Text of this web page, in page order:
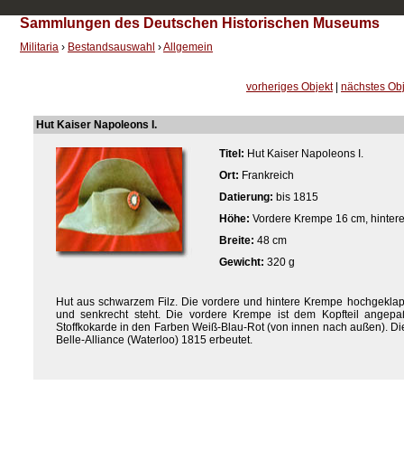
Sammlungen des Deutschen Historischen Museums
Militaria › Bestandsauswahl ›Allgemein
vorheriges Objekt| nächstes
Hut Kaiser Napoleons I.
Titel: Hut Kaiser Napoleons I.
Ort: Frankreich
Datierung: bis 1815
Höhe: Vordere Krempe 16 cm,
Breite: 48 cm
Gewicht: 320 g
Hut aus schwarzem Filz. Die vordere und hintere Krempe
und senkrecht steht. Die vordere Krempe ist dem Kopfteil
Stoffkokarde in den Farben Weiß-Blau-Rot (von innen nach außen).
Belle-Alliance (Waterloo) 1815 erbeutet.